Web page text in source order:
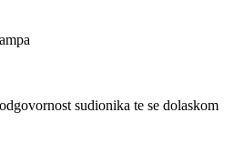
sudionika te se dolaskom